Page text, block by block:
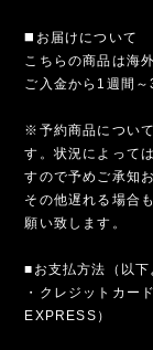
◼️お届けについて
こちらの商品は海
ご入金から1週間
※予約商品につい
す。状況によって
すので予めご承知
その他遅れる場合
願い致します。
■お支払方法（以下
・クレジットカ
EXPRESS）